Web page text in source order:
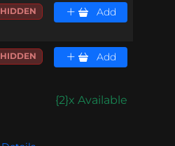
HIDDEN Add
HIDDEN Add
{2}x Available